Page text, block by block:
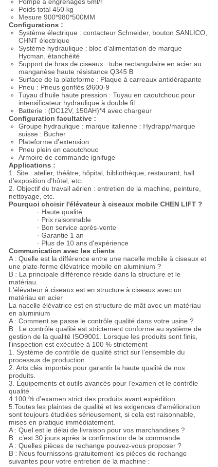
Pompe à engrenages 6ml/r
Poids total 450 kg
Mesure 900*980*500MM
Configurations :
Système électrique : contacteur Schneider, bouton SANLICO,
CHNT électrique
Système hydraulique : bloc d'alimentation de marque
Hycman, étanchéité
Support de bras de ciseaux : tube rectangulaire en acier au
manganèse haute résistance Q345 B
Surface de la plateforme : Plaque à carreaux antidérapante
Pneu : Pneus gonflés Ø600-9
Tuyau d'huile haute pression : Tuyau en caoutchouc pour
intensificateur hydraulique à double fil :
Batterie : (DC12V, 150AH)*4 avec chargeur
Configuration facultative :
Groupe hydraulique : marque italienne : Hydrapp/marque
suisse : Bucher
Plateforme d'extension
Pneu plein en caoutchouc
Armoire de commande ignifuge
Applications :
1. Site : atelier, théâtre, hôpital, bibliothèque, restaurant, hall
d'exposition d'hôtel, etc.
2. Objectif du travail aérien : entretien de la machine, peinture,
nettoyage, etc.
Pourquoi choisir l'élévateur à ciseaux mobile CHEN LIFT ?
· Haute qualité
· Prix raisonnable
· Bon service après-vente
· Garantie 1 an
· Plus de 10 ans d'expérience
Communication avec les clients
A : Quelle est la différence entre une nacelle mobile à ciseaux et
une plate-forme élévatrice mobile en aluminium ?
B : La principale différence réside dans la structure et le
matériau.
L'élévateur à ciseaux est en structure à ciseaux avec un
matériau en acier
La nacelle élévatrice est en structure de mât avec un matériau
en aluminium
A : Comment se passe le contrôle qualité dans votre usine ?
B : Le contrôle qualité est strictement conforme au système de
gestion de la qualité ISO9001. Lorsque les produits sont finis,
l'inspection est exécutée à 100 % strictement
1. Système de contrôle de qualité strict sur l’ensemble du
processus de production
2. Arts clés importés pour garantir la haute qualité de nos
produits.
3. Équipements et outils avancés pour l’examen et le contrôle
qualité
4.100 % d’examen strict des produits avant expédition
5.Toutes les plaintes de qualité et les exigences d'amélioration
sont toujours étudiées sérieusement, si cela est raisonnable,
mises en pratique immédiatement.
A : Quel est le délai de livraison pour vos marchandises ?
B : c’est 30 jours après la confirmation de la commande
A : Quelles pièces de rechange pouvez-vous proposer ?
B : Nous fournissons gratuitement les pièces de rechange
suivantes pour votre entretien de la machine :